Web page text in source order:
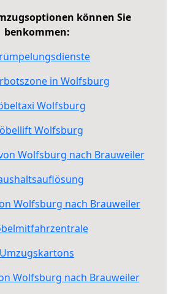
können Sie
benkommen:
in Wolfsburg
Wolfsburg
Wolfsburg
Wolfsburg nach Brauweiler
Wolfsburg nach Brauweiler
Umzugskartons
Wolfsburg nach Brauweiler